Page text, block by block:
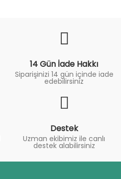
14 Gün İade Hakkı
Siparişinizi 14 gün içinde iade
edebilirsiniz
Destek
Uzman ekibimiz ile canlı
destek alabilirsiniz